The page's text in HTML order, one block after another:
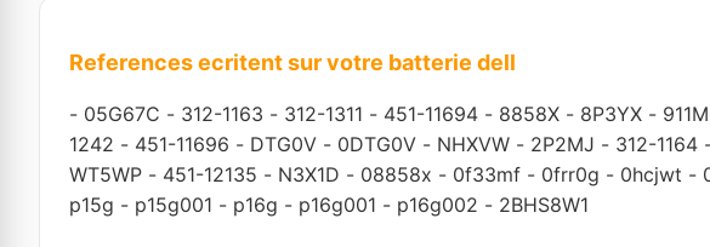
References ecritent sur votre batterie dell
- 05G67C - 312-1163 - 312-1311 - 451-11694 - 8858X - 8P3YX -
1242 - 451-11696 - DTG0V - 0DTG0V - NHXVW - 2P2MJ - 312-1164
WT5WP - 451-12135 - N3X1D - 08858x - 0f33mf - 0frr0g - 0hcjwt -
p15g - p15g001 - p16g - p16g001 - p16g002 - 2BHS8W1